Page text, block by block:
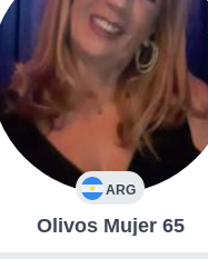
ARG
Olivos Mujer 65